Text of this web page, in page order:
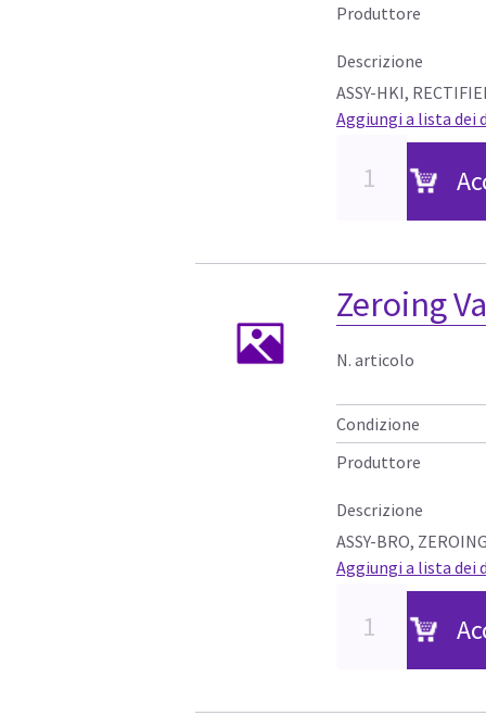
Produttore
Descrizione
ASSY-HKI,
Aggiungi a lista dei
Zeroing
N. articolo
Condizione
Produttore
Descrizione
ASSY-BRO,
Aggiungi a lista dei